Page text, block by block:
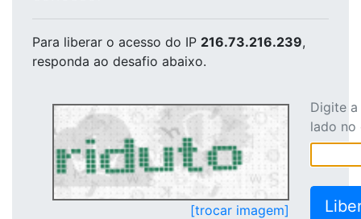
Para liberar o acesso do IP 216.73.216.239,
responda ao desafio abaixo.
[trocar imagem]
Digite
lado no